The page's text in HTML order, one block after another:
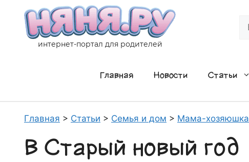
содержимому
интернет-портал для родителей
Главная Новости Статьи
Главная > Статьи > Семья и дом > Мама-хозяюшка
В Старый новый год